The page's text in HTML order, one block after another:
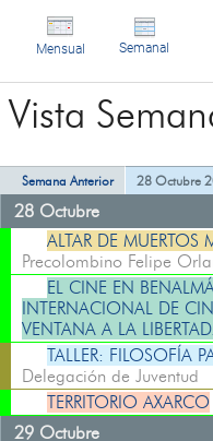
Mensual Semanal
Vista
Semana Anterior 28 Octubre
28 Octubre
ALTAR DE MUERTOS
Precolombino Felipe
EL CINE EN
INTERNACIONAL DE
VENTANA A LA LIBERTAD.
TALLER: FILOSOFÍA
Delegación de Juventud
TERRITORIO AXARCO
29 Octubre